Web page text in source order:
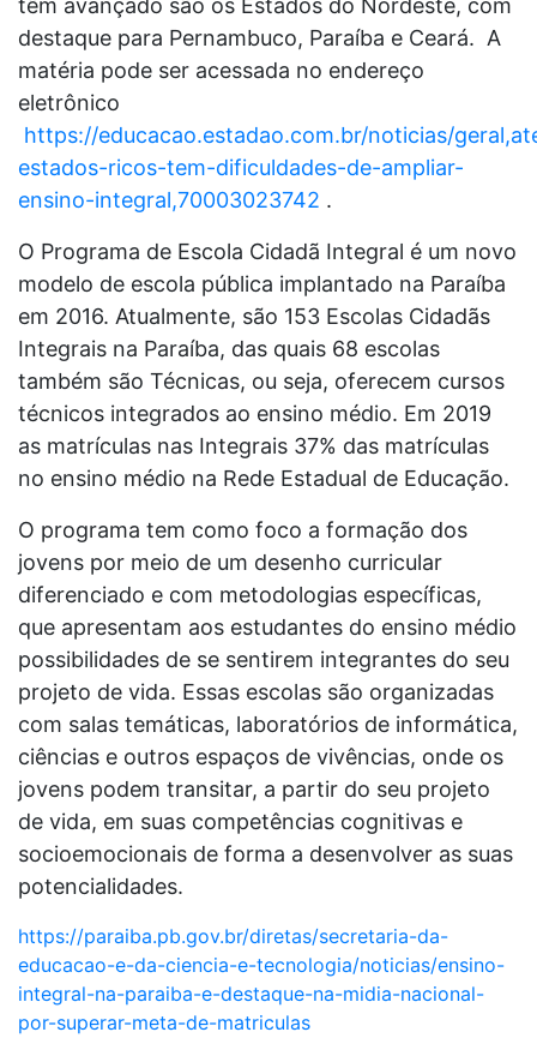
destaque para Pernambuco, Paraíba e Ceará. A
matéria pode ser acessada no endereço
eletrônico
https://educacao.estadao.com.br/noticias/
estados-ricos-tem-dificuldades-de-ampliar-
ensino-integral,70003023742 .
O Programa de Escola Cidadã Integral é um novo
modelo de escola pública implantado na Paraíba
em 2016. Atualmente, são 153 Escolas Cidadãs
Integrais na Paraíba, das quais 68 escolas
também são Técnicas, ou seja, oferecem cursos
técnicos integrados ao ensino médio. Em 2019
as matrículas nas Integrais 37% das matrículas
no ensino médio na Rede Estadual de Educação.
O programa tem como foco a formação dos
jovens por meio de um desenho curricular
diferenciado e com metodologias específicas,
que apresentam aos estudantes do ensino médio
possibilidades de se sentirem integrantes do seu
projeto de vida. Essas escolas são organizadas
com salas temáticas, laboratórios de informática,
ciências e outros espaços de vivências, onde os
jovens podem transitar, a partir do seu projeto
de vida, em suas competências cognitivas e
socioemocionais de forma a desenvolver as suas
potencialidades.
https://paraiba.pb.gov.br/diretas/secretaria-da-
educacao-e-da-ciencia-e-tecnologia/noticias/ensino-
integral-na-paraiba-e-destaque-na-midia-nacional-
por-superar-meta-de-matriculas